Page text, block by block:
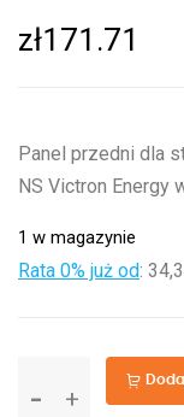
zł171.71
Panel przedni dla
NS Victron Energy
1 w magazynie
Rata 0% już od:
Panel